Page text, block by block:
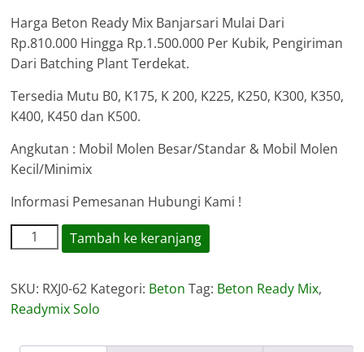
Harga Beton Ready Mix Banjarsari Mulai Dari
Rp.810.000 Hingga Rp.1.500.000 Per Kubik, Pengiriman
Dari Batching Plant Terdekat.
Tersedia Mutu B0, K175, K 200, K225, K250, K300, K350,
K400, K450 dan K500.
Angkutan : Mobil Molen Besar/Standar & Mobil Molen
Kecil/Minimix
Informasi Pemesanan Hubungi Kami !
Kuantitas
Harga
Mix
Banjarsari
Tambah ke keranjang
SKU: RXJ0-62 Kategori: Beton Tag: Beton Ready Mix,
Readymix Solo